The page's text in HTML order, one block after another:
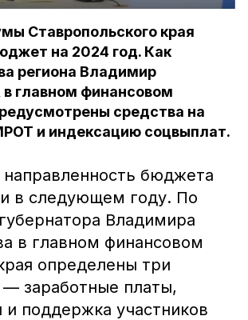
Ставропольского края
на 2024 год. Как
региона Владимир
главном финансовом
средства на
и индексацию соцвыплат.
направленность бюджета
и в следующем году. По
Владимира
в главном финансовом
определены три
— заработные платы,
поддержка участников